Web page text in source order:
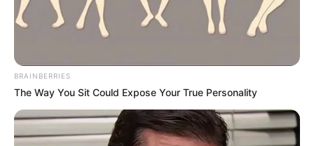
Tags Saturn Shanidev શનિદેવ સાડાસાતી
BRAINBERRIES
The Way You Sit Could Expose Your True Personality